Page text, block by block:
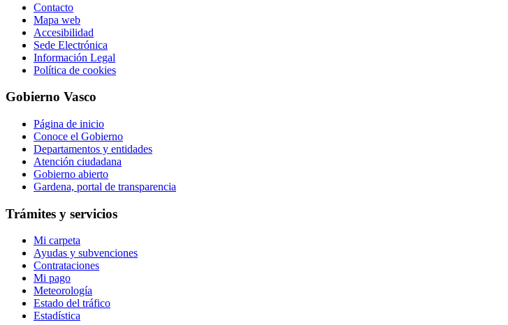
Contacto
Mapa web
Accesibilidad
Sede Electrónica
Información Legal
Política de cookies
Gobierno Vasco
Página de inicio
Conoce el Gobierno
Departamentos y entidades
Atención ciudadana
Gobierno abierto
Gardena, portal de transparencia
Trámites y servicios
Mi carpeta
Ayudas y subvenciones
Contrataciones
Mi pago
Meteorología
Estado del tráfico
Estadística